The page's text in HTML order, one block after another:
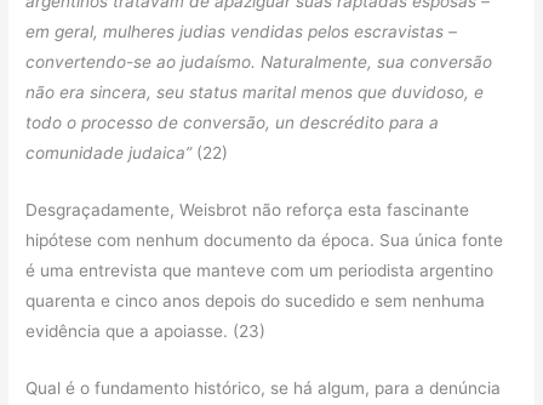
em geral, mulheres judias vendidas pelos escravistas –
convertendo-se ao judaísmo. Naturalmente, sua conversão
não era sincera, seu status marital menos que duvidoso, e
todo o processo de conversão, un descrédito para a
comunidade judaica” (22)
Desgraçadamente, Weisbrot não reforça esta fascinante
hipótese com nenhum documento da época. Sua única fonte
é uma entrevista que manteve com um periodista argentino
quarenta e cinco anos depois do sucedido e sem nenhuma
evidência que a apoiasse. (23)
Qual é o fundamento histórico, se há algum, para a denúncia